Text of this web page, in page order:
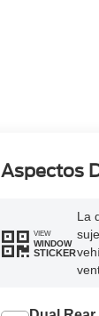
Aspectos
VIEW
WINDOW
STICKER
La